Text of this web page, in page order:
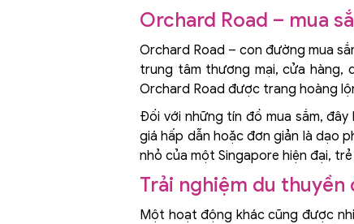
Orchard Road – mua
Orchard Road – con đường mua
trung tâm thương mại, cửa hàng,
Orchard Road được trang hoàng
Đối với những tín đồ mua sắm,
giá hấp dẫn hoặc đơn giản là dạo
nhỏ của một Singapore hiện đại,
Trải nghiệm du thuyền
Một hoạt động khác cũng được